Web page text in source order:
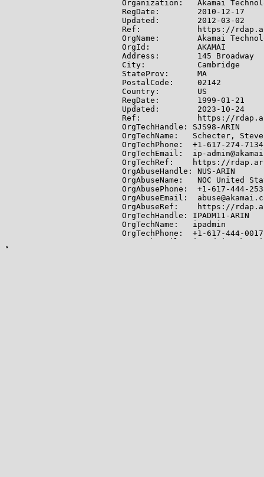
Organization:   Akamai
RegDate:        2010-12-17
Updated:        2012-03-02
Ref:            https://
OrgName:        Akamai
OrgId:          AKAMAI
Address:        145 Broadway
City:           Cambridge
StateProv:      MA
PostalCode:     02142
Country:        US
RegDate:        1999-01-21
Updated:        2023-10-24
Ref:            https://
OrgTechHandle: SJS98-ARIN
OrgTechName:   Schecter,
OrgTechPhone:  +1-617-274-7134
OrgTechEmail:  ip-
OrgTechRef:    https://
OrgAbuseHandle: NUS-ARIN
OrgAbuseName:   NOC United
OrgAbusePhone:  +1-617-444-
OrgAbuseEmail:
OrgAbuseRef:    https://
OrgTechHandle: IPADM11-ARIN
OrgTechName:   ipadmin
OrgTechPhone:  +1-617-444-0017